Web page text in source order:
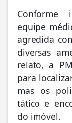
Conforme
equipe
agredida
diversas
relato, a
para
mas os
tático e
do imóvel.